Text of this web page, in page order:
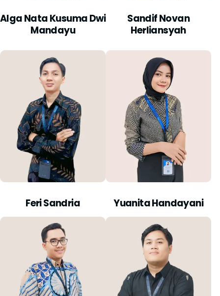
Alga Nata Kusuma Dwi
Mandayu
Sandif Novan
Herliansyah
Feri Sandria Yuanita Handayani